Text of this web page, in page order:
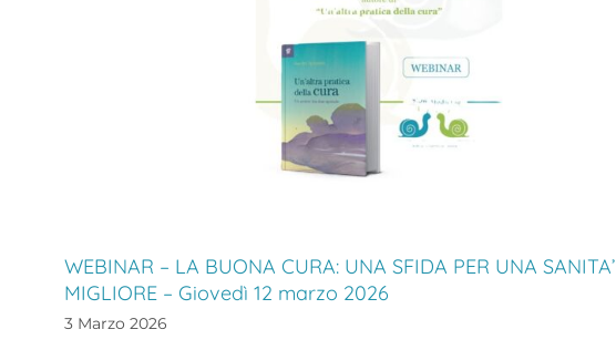
WEBINAR – LA BUONA CURA: UNA SFIDA PER UNA SANITA’
MIGLIORE – Giovedì 12 marzo 2026
3 Marzo 2026